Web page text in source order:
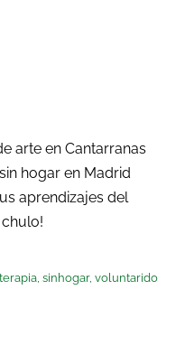
arte en Cantarranas
hogar en Madrid
aprendizajes del
,sinhogar,voluntarido